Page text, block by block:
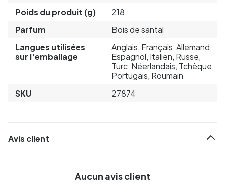
Poids du produit (g)
218
Parfum
Bois de santal
Langues utilisées
sur l'emballage
Anglais, Français, Allemand,
Espagnol, Italien, Russe,
Turc, Néerlandais, Tchèque,
Portugais, Roumain
SKU
27874
Avis client
Aucun avis client